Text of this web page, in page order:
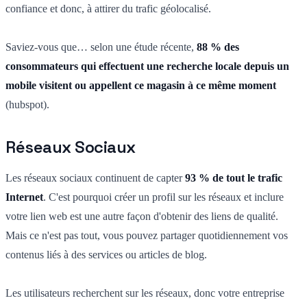
confiance et donc, à attirer du trafic géolocalisé.
Saviez-vous que… selon une étude récente, 88 % des
consommateurs qui effectuent une recherche locale depuis un
mobile visitent ou appellent ce magasin à ce même moment
(hubspot).
Réseaux Sociaux
Les réseaux sociaux continuent de capter93 % de tout le trafic
Internet. C'est pourquoi créer un profil sur les réseaux et inclure
votre lien web est une autre façon d'obtenir des liens de qualité.
Mais ce n'est pas tout, vous pouvez partager quotidiennement vos
contenus liés à des services ou articles de blog.
Les utilisateurs recherchent sur les réseaux, donc votre entreprise